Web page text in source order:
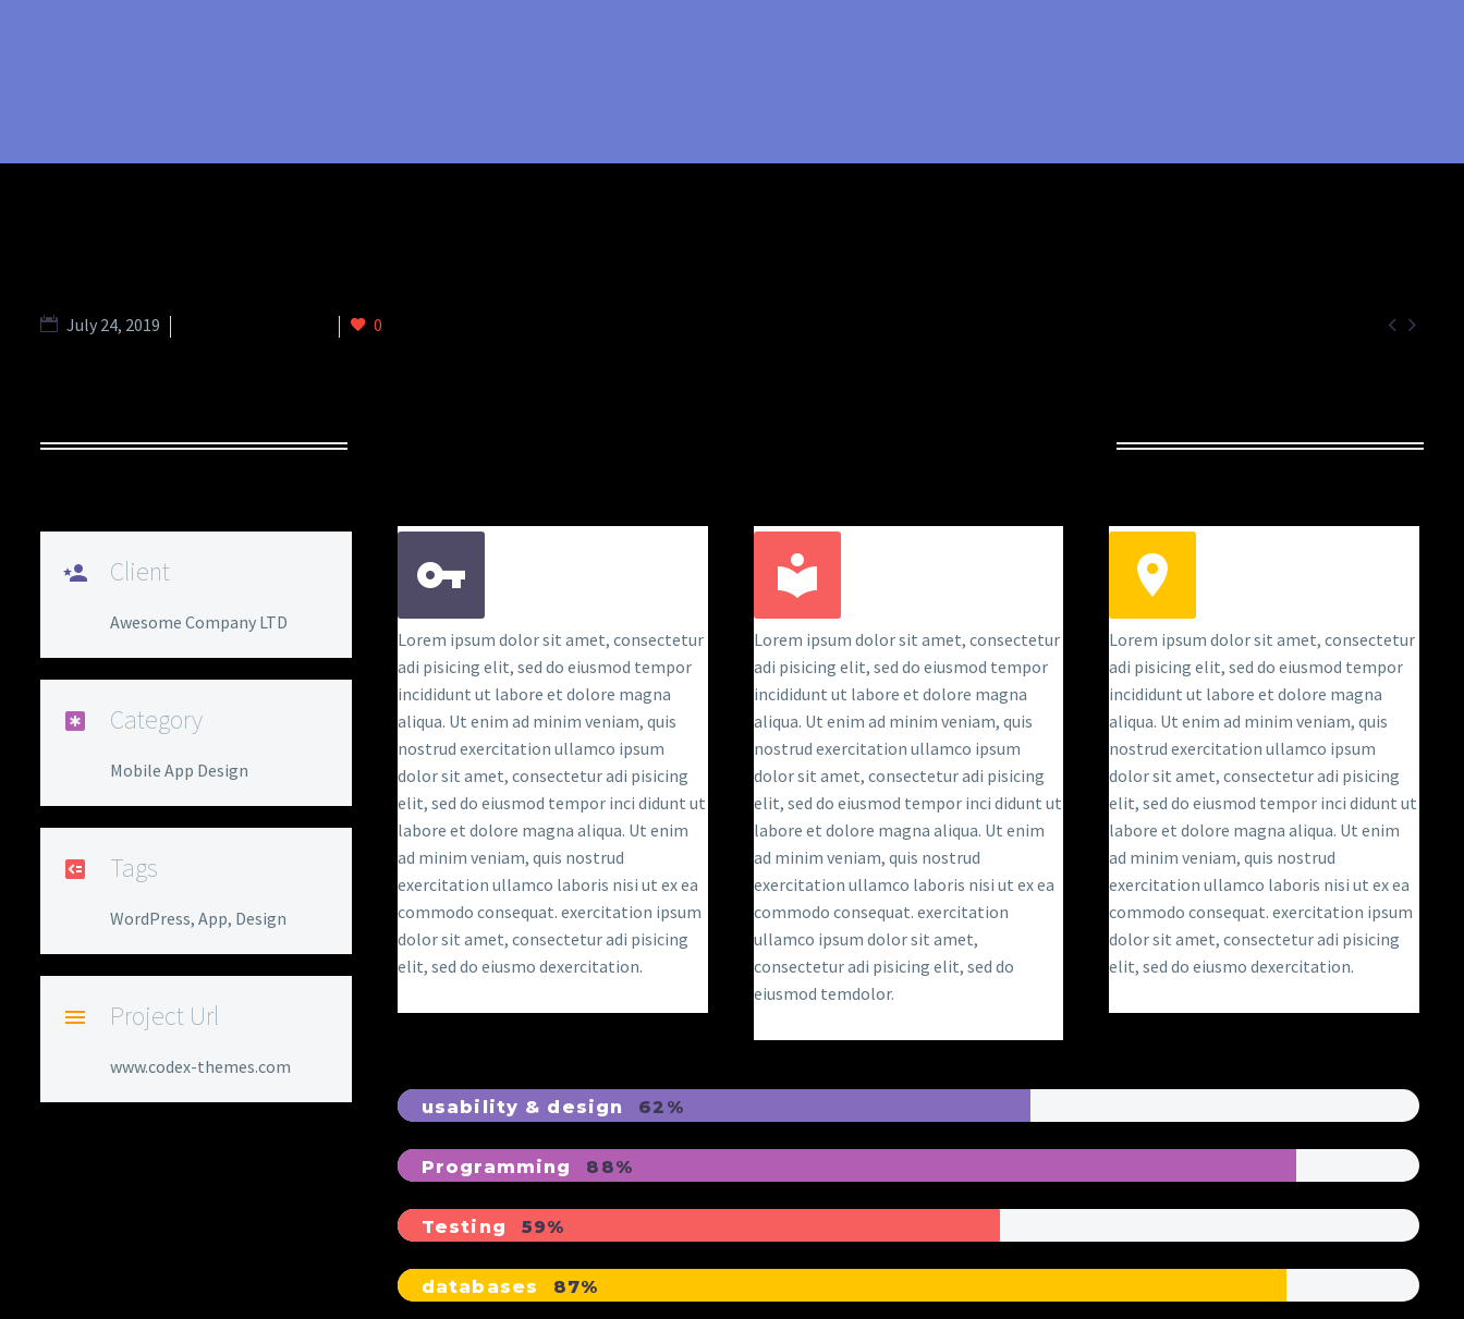
 
July 24, 2019 0
Client
Awesome Company LTD
Category
Mobile App Design
Tags
WordPress, App, Design
Project Url
www.codex-themes.com
Lorem ipsum dolor sit amet, consectetur
adi pisicing elit, sed do eiusmod tempor
incididunt ut labore et dolore magna
aliqua. Ut enim ad minim veniam, quis
nostrud exercitation ullamco ipsum
dolor sit amet, consectetur adi pisicing
elit, sed do eiusmod tempor inci didunt ut
labore et dolore magna aliqua. Ut enim
ad minim veniam, quis nostrud
exercitation ullamco laboris nisi ut ex ea
commodo consequat. exercitation ipsum
dolor sit amet, consectetur adi pisicing
elit, sed do eiusmo dexercitation.
Lorem ipsum dolor sit amet, consectetur
adi pisicing elit, sed do eiusmod tempor
incididunt ut labore et dolore magna
aliqua. Ut enim ad minim veniam, quis
nostrud exercitation ullamco ipsum
dolor sit amet, consectetur adi pisicing
elit, sed do eiusmod tempor inci didunt ut
labore et dolore magna aliqua. Ut enim
ad minim veniam, quis nostrud
exercitation ullamco laboris nisi ut ex ea
commodo consequat. exercitation
ullamco ipsum dolor sit amet,
consectetur adi pisicing elit, sed do
eiusmod temdolor.
Lorem ipsum dolor sit amet, consectetur
adi pisicing elit, sed do eiusmod tempor
incididunt ut labore et dolore magna
aliqua. Ut enim ad minim veniam, quis
nostrud exercitation ullamco ipsum
dolor sit amet, consectetur adi pisicing
elit, sed do eiusmod tempor inci didunt ut
labore et dolore magna aliqua. Ut enim
ad minim veniam, quis nostrud
exercitation ullamco laboris nisi ut ex ea
commodo consequat. exercitation ipsum
dolor sit amet, consectetur adi pisicing
elit, sed do eiusmo dexercitation.
usability & design 62%
Programming 88%
Testing 59%
databases 87%